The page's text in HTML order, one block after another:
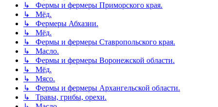
↳ Фермы и фермеры Приморского края.
↳ Мёд.
↳ Фермеры Абхазии.
↳ Мёд.
↳ Фермы и фермеры Ставропольского края.
↳ Масло.
↳ Фермы и фермеры Воронежской области.
↳ Мёд.
↳ Мясо.
↳ Фермы и фермеры Архангельской области.
↳ Травы, грибы, орехи.